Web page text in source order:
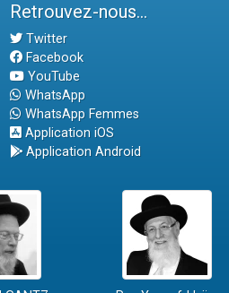
Retrouvez-nous...
Twitter
Facebook
YouTube
WhatsApp
WhatsApp Femmes
Application iOS
Application Android